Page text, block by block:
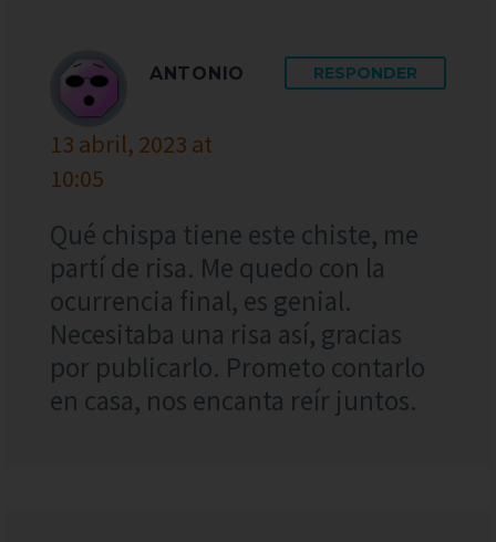
ANTONIO
13 abril, 2023 at
10:05
RESPONDER
Qué chispa tiene este chiste, me
partí de risa. Me quedo con la
ocurrencia final, es genial.
Necesitaba una risa así, gracias
por publicarlo. Prometo contarlo
en casa, nos encanta reír juntos.